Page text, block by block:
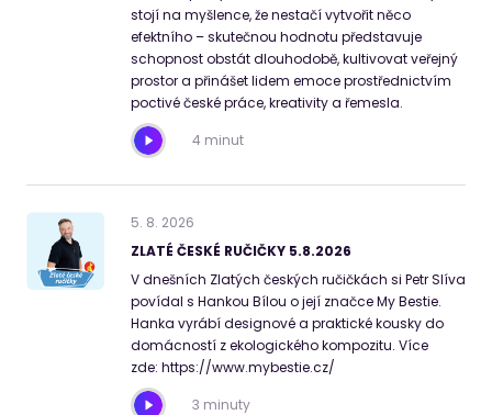
stojí na myšlence, že nestačí vytvořit něco
efektního – skutečnou hodnotu představuje
schopnost obstát dlouhodobě, kultivovat veřejný
prostor a přinášet lidem emoce prostřednictvím
poctivé české práce, kreativity a řemesla.
4 minut
5. 8. 2026
ZLATÉ ČESKÉ RUČIČKY 5.8.2026
V dnešních Zlatých českých ručičkách si Petr Slíva
povídal s Hankou Bílou o její značce My Bestie.
Hanka vyrábí designové a praktické kousky do
domácností z ekologického kompozitu. Více
zde: https://www.mybestie.cz/
3 minuty